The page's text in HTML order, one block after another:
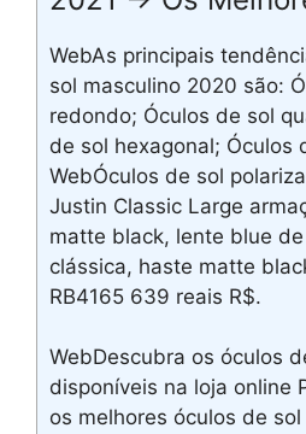
WebAs principais
sol masculino 2020 são:
redondo; Óculos de sol
de sol hexagonal; Óculos
WebÓculos de sol
Justin Classic Large
matte black, lente blue
clássica, haste matte
RB4165 639 reais R$.
WebDescubra os óculos
disponíveis na loja online
os melhores óculos de